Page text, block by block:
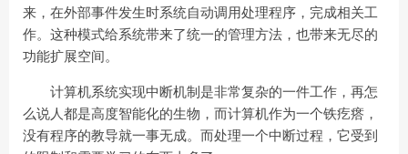
来，在外部事件发生时系统自动调用处理程序，完成相关工
作。这种模式给系统带来了统一的管理方法，也带来无尽的
功能扩展空间。
计算机系统实现中断机制是非常复杂的一件工作，再怎
么说人都是高度智能化的生物，而计算机作为一个铁疙瘩，
没有程序的教导就一事无成。而处理一个中断过程，它受到